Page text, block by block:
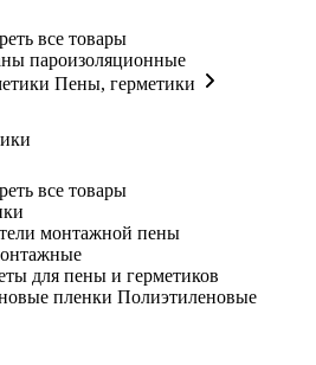
все товары
пароизоляционные
Пены, герметики
все товары
монтажной пены
для пены и герметиков
Полиэтиленовые